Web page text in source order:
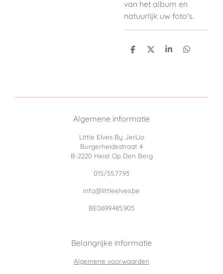
van het album en
natuurlijk uw foto's.
D
D
S
D
Algemene informatie
Little Elves By JerLio
Burgerheidestraat 4
B-2220 Heist Op Den Berg
015/55.77.93
info@littleelves.be
BE0699.485.905
Belangrijke informatie
Algemene voorwaarden